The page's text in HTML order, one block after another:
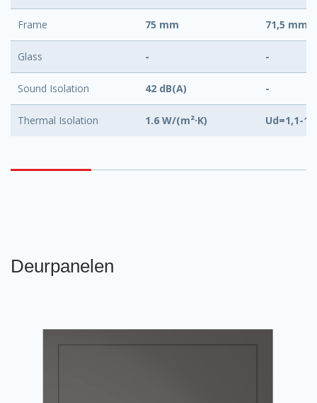
Frame 75 mm 71,5 mm
Glass - -
Sound Isolation 42 dB(A) -
Thermal Isolation 1.6 W/(m²·K) Ud=1,1-
Deurpanelen